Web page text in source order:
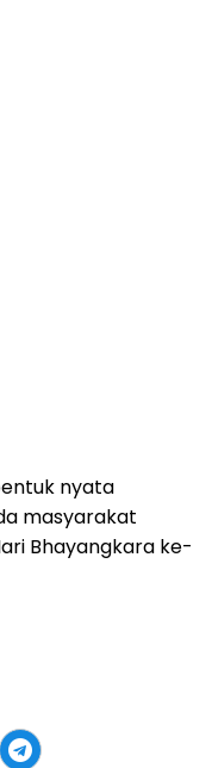
nyata
masyarakat
Bhayangkara ke-